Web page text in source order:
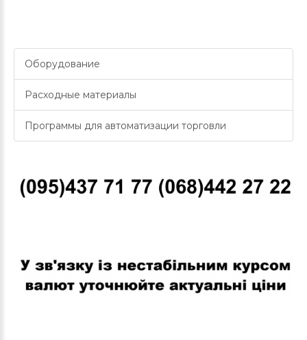
Оборудование
Расходные материалы
Программы для автоматизации торговли